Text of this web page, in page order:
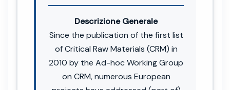
Descrizione Generale
Since the publication of the first list
of Critical Raw Materials (CRM) in
2010 by the Ad-hoc Working Group
on CRM, numerous European